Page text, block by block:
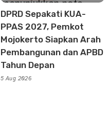
DPRD Sepakati KUA-
PPAS 2027, Pemkot
Mojokerto Siapkan Arah
Pembangunan dan APBD
Tahun Depan
5 Aug 2026